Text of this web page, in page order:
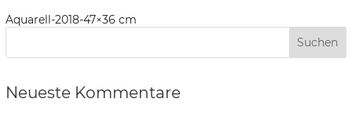
Aquarell-2018-47×36 cm
Neueste Kommentare